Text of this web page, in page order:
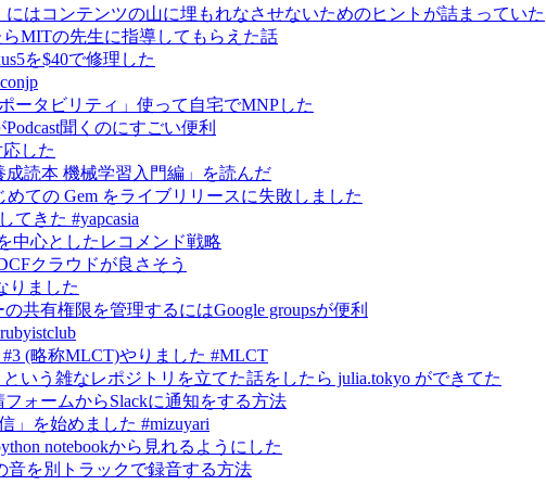
にはコンテンツの山に埋もれなさせないためのヒントが詰まっていた
らMITの先生に指導してもらえた話
を$40で修理した
ータビリティ」使って自宅でMNPした
聞くのにすごい便利
応した
成読本 機械学習入門編」を読んだ
めての Gem をライブリリースに失敗しました
てきた #yapcasia
中心としたレコメンド戦略
クラウドが良さそう
りました
共有権限を管理するにはGoogle groupsが便利
#3 (略称MLCT)やりました #MLCT
という雑なレポジトリを立てた話をしたら julia.tokyo ができてた
ォームからSlackに通知をする方法
」を始めました #mizuyari
notebookから見れるようにした
音を別トラックで録音する方法